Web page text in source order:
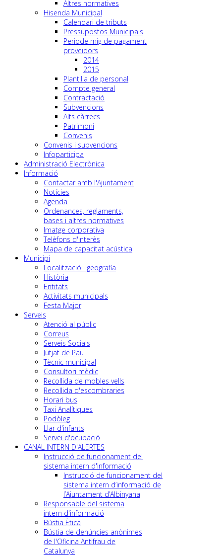
Altres normatives
Hisenda Municipal
Calendari de tributs
Pressupostos Municipals
Periode mig de pagament
proveidors
2014
2015
Plantilla de personal
Compte general
Contractació
Subvencions
Alts càrrecs
Patrimoni
Convenis
Convenis i subvencions
Infoparticipa
Administració Electrònica
Informació
Contactar amb l'Ajuntament
Notícies
Agenda
Ordenances, reglaments,
bases i altres normatives
Imatge corporativa
Telèfons d'interès
Mapa de capacitat acústica
Municipi
Localització i geografia
Història
Entitats
Activitats municipals
Festa Major
Serveis
Atenció al públic
Correus
Serveis Socials
Jutjat de Pau
Tècnic municipal
Consultori mèdic
Recollida de mobles vells
Recollida d'escombraries
Horari bus
Taxi Analítiques
Podòleg
Llar d'infants
Servei d'ocupació
CANAL INTERN D'ALERTES
Instrucció de funcionament del
sistema intern d'informació
Instrucció de funcionament del
sistema intern d’informació de
l’Ajuntament d’Albinyana
Responsable del sistema
intern d'informació
Bústia Ètica
Bústia de denúncies anònimes
de l'Oficina Antifrau de
Catalunya